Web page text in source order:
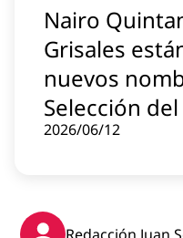
Instagram
Nairo
Grisales
nuevos
Selección
2026/06/12